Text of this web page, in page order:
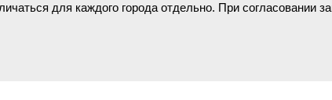
для каждого города отдельно. При согласовании